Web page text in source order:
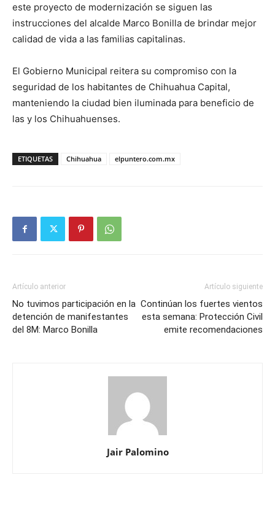
este proyecto de modernización se siguen las
instrucciones del alcalde Marco Bonilla de brindar mejor
calidad de vida a las familias capitalinas.
El Gobierno Municipal reitera su compromiso con la
seguridad de los habitantes de Chihuahua Capital,
manteniendo la ciudad bien iluminada para beneficio de
las y los Chihuahuenses.
ETIQUETAS Chihuahua elpuntero.com.mx
Artículo anterior
No tuvimos participación en la
detención de manifestantes
del 8M: Marco Bonilla
Artículo siguiente
Continúan los fuertes vientos
esta semana: Protección Civil
emite recomendaciones
Jair Palomino